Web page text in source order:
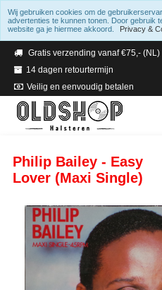
Verzending binnen 2 a 3 werkdagen
Gratis verzending vanaf €75,- (NL)
14 dagen retourtermijn
Veilig en eenvoudig betalen
Philip Bailey - Easy
Lover (Maxi Single)
Wij gebruiken cookies om de
advertenties te kunnen tonen. Door gebruik
website ga je hiermee akkoord.
Privacy &